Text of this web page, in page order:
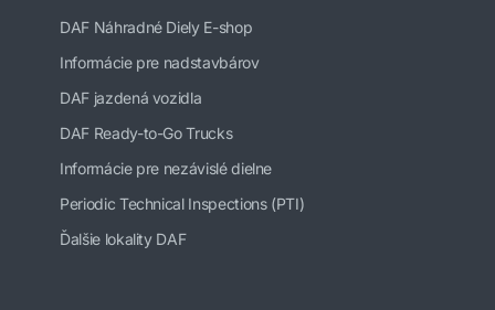
DAF Náhradné Diely E-shop
Informácie pre nadstavbárov
DAF jazdená vozidla
DAF Ready-to-Go Trucks
Informácie pre nezávislé dielne
Periodic Technical Inspections (PTI)
Ďalšie lokality DAF